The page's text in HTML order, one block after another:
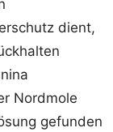
dient,
Nordmole
gefunden